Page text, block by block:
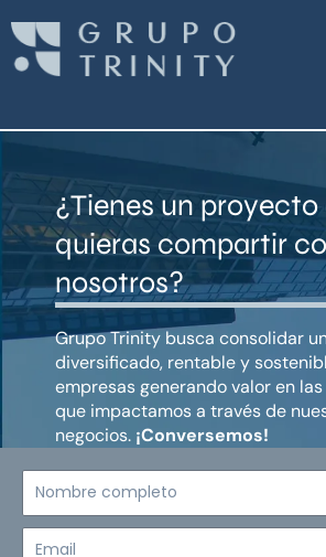
contenido
¿Tienes un proyecto
quieras compartir
nosotros?
Grupo Trinity busca consolidar
diversificado, rentable y
empresas generando valor en
que impactamos a través de
negocios. ¡Conversemos!